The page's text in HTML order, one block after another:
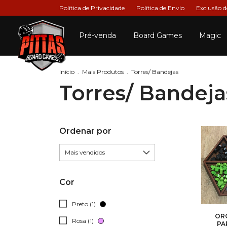
Política de Privacidade Política de Envio Exclusão
Pré-venda Board Games Magic
Início . Mais Produtos . Torres/ Bandejas
Torres/
Ordenar por
Cor
Preto (1)
Rosa (1)